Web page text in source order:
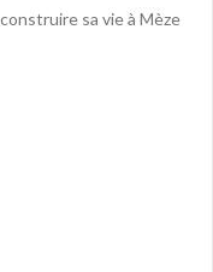
sa vie à Mèze